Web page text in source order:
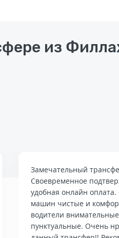
из
Замечательный
Своевременное
удобная онлайн
машин чистые и
водители
пунктуальные. Очень